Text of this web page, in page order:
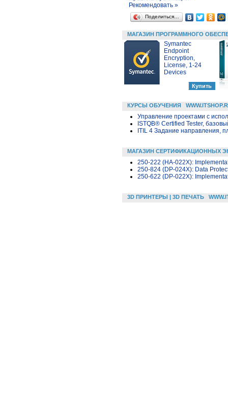
Рекомендовать »
Поделиться…
МАГАЗИН ПРОГРАММНОГО
Symantec
Endpoint
Encryption,
License, 1-24
Devices
КУРСЫ ОБУЧЕНИЯ
Управление проектами с
ISTQB® Certified Tester,
ITIL 4 Задание направления,
МАГАЗИН СЕРТИФИКАЦИОННЫХ
250-222 (HA-022X):
250-824 (DP-024X): Data
250-622 (DP-022X):
3D ПРИНТЕРЫ | 3D ПЕЧАТЬ